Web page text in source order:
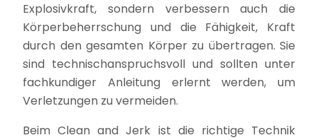
Explosivkraft, sondern verbessern auch die
Körperbeherrschung und die Fähigkeit, Kraft
durch den gesamten Körper zu übertragen. Sie
sind technischanspruchsvoll und sollten unter
fachkundiger Anleitung erlernt werden, um
Verletzungen zu vermeiden.
Beim Clean and Jerk ist die richtige Technik